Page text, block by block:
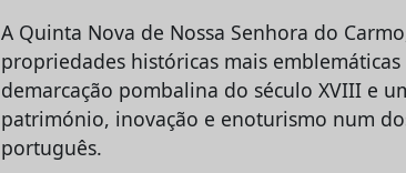
A Quinta Nova de Nossa Senhora do
propriedades históricas mais
demarcação pombalina do século XVIII e
património, inovação e enoturismo num
português.